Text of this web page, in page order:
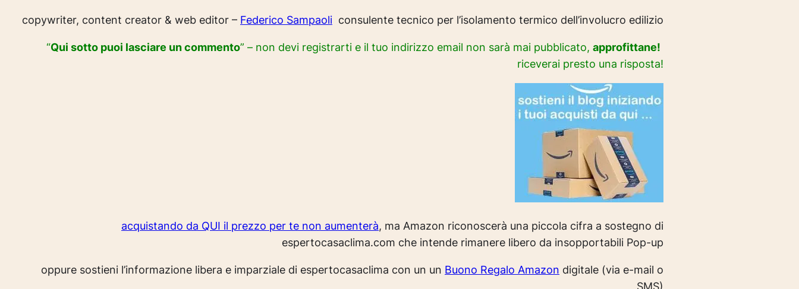
copywriter, content creator & web editor – Federico Sampaoli consulente tecnico per l’isolamento termico dell’involucro edilizio
“Qui sotto puoi lasciare un commento” – non devi registrarti e il tuo indirizzo email non sarà mai pubblicato, approfittane!
riceverai presto una risposta!
acquistando da QUI il prezzo per te non aumenterà, ma Amazon riconoscerà una piccola cifra a sostegno di
espertocasaclima.com che intende rimanere libero da insopportabili Pop-up
oppure sostieni l’informazione libera e imparziale di espertocasaclima con un un Buono Regalo Amazon digitale (via e-mail o
SMS)